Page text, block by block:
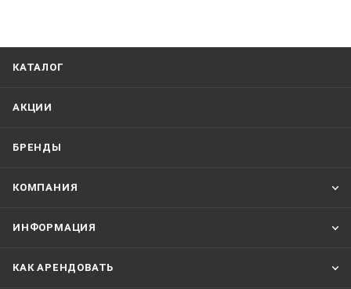
КАТАЛОГ
АКЦИИ
БРЕНДЫ
КОМПАНИЯ
ИНФОРМАЦИЯ
КАК АРЕНДОВАТЬ